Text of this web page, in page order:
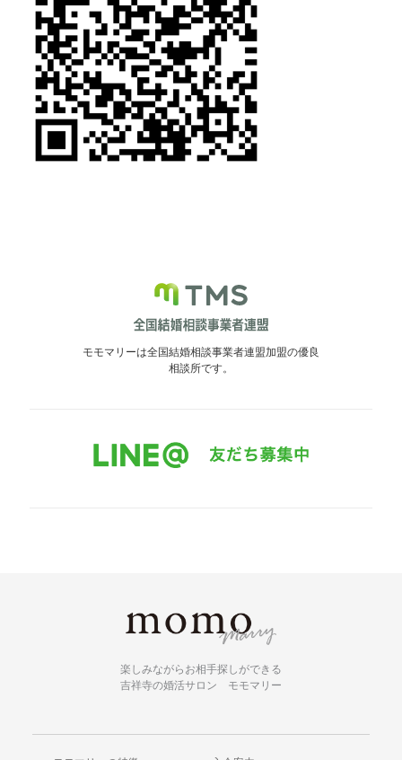
モモマリーは全国結婚相談事業者連盟加盟の優良
相談所です。
楽しみながらお相手探しができる
吉祥寺の婚活サロン モモマリー